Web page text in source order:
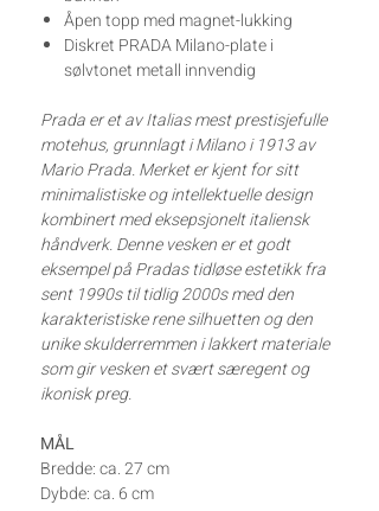
Åpen topp med magnet-lukking
Diskret PRADAMilano-plate i
sølvtonet metall innvendig
Prada er et av Italias mest prestisjefulle
motehus, grunnlagt i Milano i 1913 av
Mario Prada. Merket er kjent for sitt
minimalistiske og intellektuelle design
kombinert med eksepsjonelt italiensk
håndverk. Denne vesken er et godt
eksempel på Pradas tidløse estetikk fra
sent 1990s til tidlig 2000s med den
karakteristiske rene silhuetten og den
unike skulderremmen i lakkert materiale
som gir vesken et svært særegent og
ikonisk preg.
MÅL
Bredde: ca. 27 cm
Dybde: ca. 6 cm